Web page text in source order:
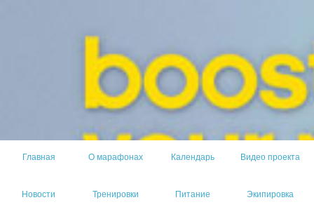
Главная О марафонах Календарь Видео проекта
Новости Тренировки Питание Экипировка